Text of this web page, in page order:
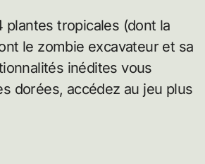
tropicales (dont la
le zombie excavateur et sa
inédites vous
dorées, accédez au jeu plus